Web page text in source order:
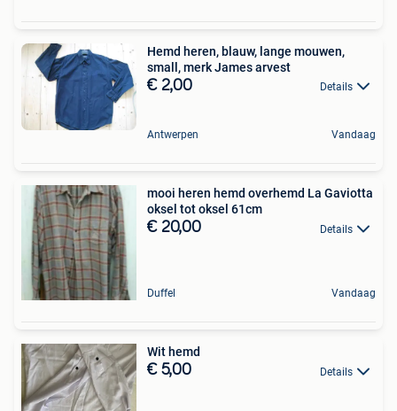
Hemd heren, blauw, lange mouwen,
small, merk James arvest
€ 2,00 Details
Antwerpen Vandaag
mooi heren hemd overhemd La Gaviotta
oksel tot oksel 61cm
€ 20,00 Details
Duffel Vandaag
Wit hemd
€ 5,00 Details